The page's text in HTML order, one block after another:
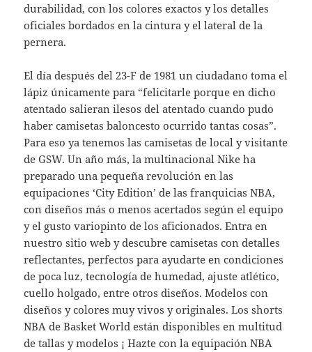
durabilidad, con los colores exactos y los detalles
oficiales bordados en la cintura y el lateral de la
pernera.
El día después del 23-F de 1981 un ciudadano toma el
lápiz únicamente para “felicitarle porque en dicho
atentado salieran ilesos del atentado cuando pudo
haber camisetas baloncesto ocurrido tantas cosas”.
Para eso ya tenemos las camisetas de local y visitante
de GSW. Un año más, la multinacional Nike ha
preparado una pequeña revolución en las
equipaciones ‘City Edition’ de las franquicias NBA,
con diseños más o menos acertados según el equipo
y el gusto variopinto de los aficionados. Entra en
nuestro sitio web y descubre camisetas con detalles
reflectantes, perfectos para ayudarte en condiciones
de poca luz, tecnología de humedad, ajuste atlético,
cuello holgado, entre otros diseños. Modelos con
diseños y colores muy vivos y originales. Los shorts
NBA de Basket World están disponibles en multitud
de tallas y modelos ¡ Hazte con la equipación NBA